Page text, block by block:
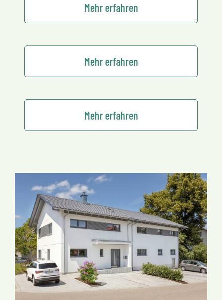
Mehr erfahren
Mehr erfahren
Mehr erfahren